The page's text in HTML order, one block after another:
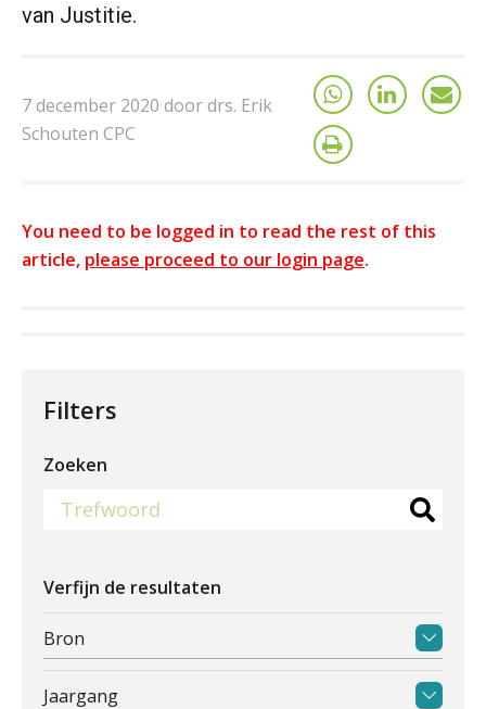
van Justitie.
7 december 2020 door drs. Erik
Schouten CPC
You need to be logged in to read the rest of this
article, please proceed to our login page.
Filters
Zoeken
Verfijn de resultaten
Bron
Jaargang